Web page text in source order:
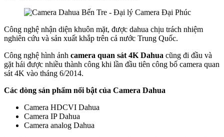
Công nghệ nhận diện khuôn mặt, được dahua chịu trách nhiệm
nghiên cứu và sản xuất khắp trên cả nước Trung Quốc.
Công nghệ hình ảnh camera quan sát 4K Dahua cũng đi đầu và
gặt hái được nhiều thành công khi lần đầu tiên công bố camera quan
sát 4K vào tháng 6/2014.
Các dòng sản phẩm nổi bật của Camera Dahua
Camera HDCVI Dahua
Camera IP Dahua
Camera analog Dahua